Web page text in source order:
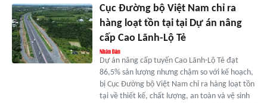
Cục Đường bộ Việt Nam chỉ ra
hàng loạt tồn tại tại Dự án nâng
cấp Cao Lãnh-Lộ Tẻ
Dự án nâng cấp tuyến Cao Lãnh-Lộ Tẻ đạt
86,5% sản lượng nhưng chậm so với kế hoạch,
bị Cục Đường bộ Việt Nam chỉ ra hàng loạt tồn
tại về thiết kế, chất lượng, an toàn và vệ sinh